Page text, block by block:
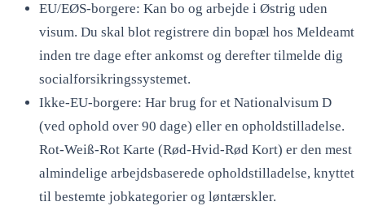
EU/EØS-borgere: Kan bo og arbejde i Østrig uden
visum. Du skal blot registrere din bopæl hos Meldeamt
inden tre dage efter ankomst og derefter tilmelde dig
socialforsikringssystemet.
Ikke-EU-borgere: Har brug for et Nationalvisum D
(ved ophold over 90 dage) eller en opholdstilladelse.
Rot-Weiß-Rot Karte (Rød-Hvid-Rød Kort) er den mest
almindelige arbejdsbaserede opholdstilladelse, knyttet
til bestemte jobkategorier og løntærskler.